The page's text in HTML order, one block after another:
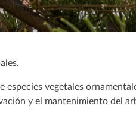
vegetales
y el mantenimiento del